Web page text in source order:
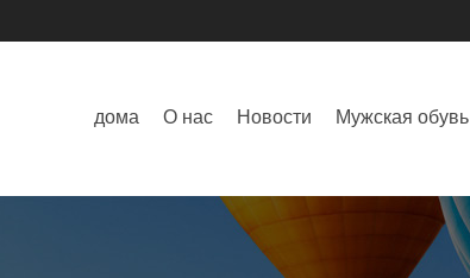
дома О нас Новости Мужская обувь